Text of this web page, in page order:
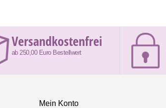
Versandkostenfrei
ab 250,00 Euro Bestellwert
Mein Konto